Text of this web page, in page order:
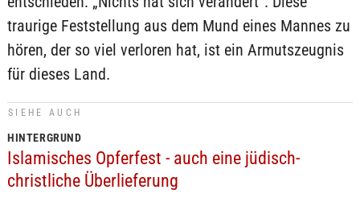
traurige Feststellung aus dem Mund eines Mannes zu
hören, der so viel verloren hat, ist ein Armutszeugnis
für dieses Land.
SIEHE AUCH
HINTERGRUND
Islamisches Opferfest - auch eine jüdisch-
christliche Überlieferung